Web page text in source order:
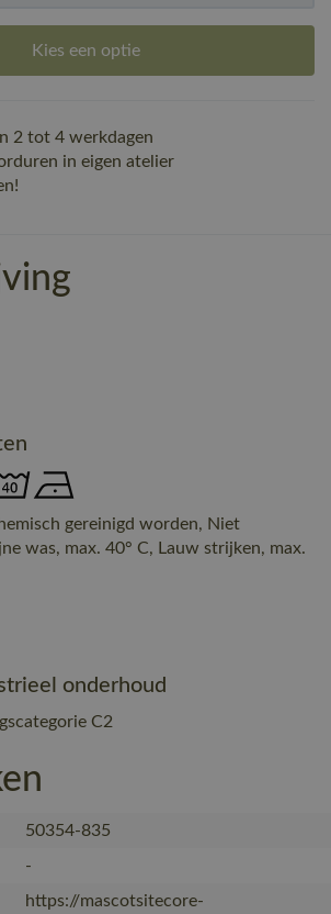
Kies een optie
2 tot 4 werkdagen
in eigen atelier
gereinigd worden, Niet
was, max. 40° C, Lauw strijken, max.
onderhoud
C2
50354-835
-
https://mascotsitecore-